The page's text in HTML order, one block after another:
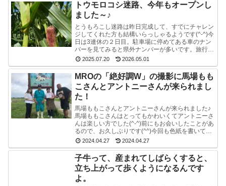
トウモロコシ迷路、今年もオープンし
ました～♪
とうもろこし迷路は昨日完成して、すでにチャレン
ジしてくれた方も結構いらっしゃるようです(^-^)今
日は3連休の２日目。駐車場に停めてある車のナン
バーを見てみると県外ナンバーが多いです。旅行と
か帰省ですかね(^^)みんな楽しそうで良かったで
す...
2025.07.20 2026.05.01
MROの「絶好調W」の撮影に馬場もも
こさんとアントニーさんが来られまし
た！
馬場ももこさんとアントニーさんが来られました♪
馬場ももこさんはとってもかわいくてアントニーさ
んは楽しい方でした(^-^)前にもお会いしたことがあ
るので、お久しぶりです(^^)今回も色紙を書いて戴
いたので、夢ミルク館に来られた時には、ぜひ、
ご...
2024.04.27 2024.04.27
子牛って、産まれてしばらくすると、
立ち上がって歩くようになるんです
よ。